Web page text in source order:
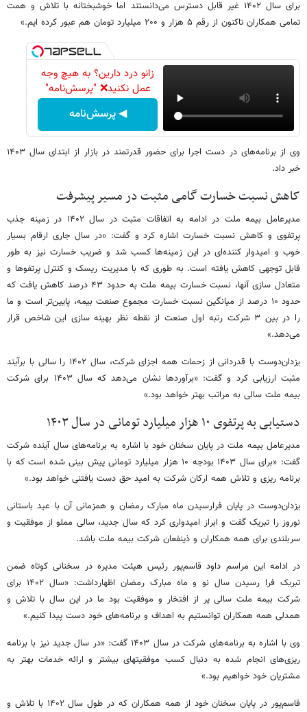
برای سال ۱۴۰۲ غیر قابل دسترس می‌دانستند اما خوشبختانه با تلاش و همت
تمامی همکاران تاکنون از رقم ۵ هزار و ۲۰۰ میلیارد تومان هم عبور کرده ایم.»
زانو درد دارین؟ به هیچ وجه
عمل نکنید❌ "پرسش‌نامه"
◀ پرسش‌نامه
وی از برنامه‌های در دست اجرا برای حضور قدرتمند در بازار از ابتدای سال ۱۴۰۳
خبر داد.
کاهش نسبت خسارت گامی مثبت در مسیر پیشرفت
مدیرعامل بیمه ملت در ادامه به اتفاقات مثبت در سال ۱۴۰۲ در زمینه جذب
پرتفوی و کاهش نسبت خسارت اشاره کرد و گفت: «در سال جاری ارقام بسیار
خوب و امیدوار کننده‌ای در این زمینه‌ها کسب شد و ضریب خسارت نیز به طور
قابل توجهی کاهش یافته است. به طوری که با مدیریت ریسک و کنترل پرتفوها و
متعادل سازی آنها، نسبت خسارت بیمه ملت به حدود ۴۳ درصد کاهش یافت که
حدود ۱۰ درصد از میانگین نسبت خسارت مجموع صنعت بیمه، پایین‌تر است و ما
را در بین ۳ شرکت رتبه اول صنعت از نقطه نظر بهینه سازی این شاخص قرار
می‌دهد.»
یزدان‌دوست با قدردانی از زحمات همه اجزای شرکت، سال ۱۴۰۲ را سالی با برآیند
مثبت ارزیابی کرد و گفت: «برآوردها نشان می‌دهد که سال ۱۴۰۳ برای شرکت
بیمه ملت سالی به مراتب بهتر خواهد بود.»
دستیابی به پرتفوی ۱۰ هزار میلیارد تومانی در سال ۱۴۰۳
مدیرعامل بیمه ملت در پایان سخنان خود با اشاره به برنامه‌های سال آینده شرکت
گفت: «برای سال ۱۴۰۳ بودجه ۱۰ هزار میلیارد تومانی پیش بینی شده است که با
برنامه ریزی و تلاش همه ارکان شرکت به امید حق دست یافتنی خواهد بود.»
یزدان‌دوست در پایان فرارسیدن ماه مبارک رمضان و همزمانی آن با عید باستانی
نوروز را تبریک گفت و ابراز امیدواری کرد که سال جدید، سالی مملو از موفقیت و
سربلندی برای همه همکاران و ذینفعان شرکت بیمه ملت باشد.
در ادامه این مراسم داود قاسم‌پور رئیس هیئت مدیره در سخنانی کوتاه ضمن
تبریک فرا رسیدن سال نو و ماه مبارک رمضان اظهارداشت: «سال ۱۴۰۲ برای
شرکت بیمه ملت سالی پر از افتخار و موفقیت بود ما در این سال با تلاش و
همدلی همه همکاران توانستیم به اهداف و برنامه‌های خود دست پیدا کنیم.»
وی با اشاره به برنامه‌های شرکت در سال ۱۴۰۳ گفت: «در سال جدید نیز با برنامه
ریزی‌های انجام شده به دنبال کسب موفقیتهای بیشتر و ارائه خدمات بهتر به
مشتریان خود خواهیم بود.»
قاسم‌پور در پایان سخنان خود از همه همکاران که در طول سال ۱۴۰۲ با تلاش و